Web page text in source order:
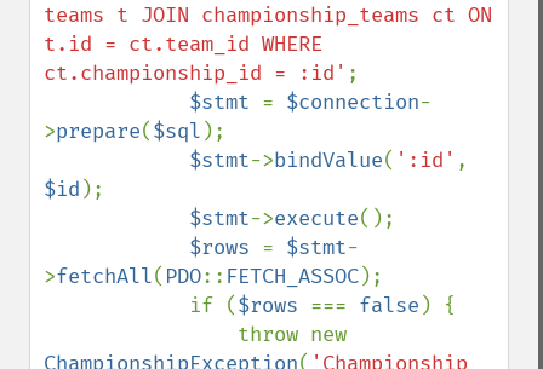
teams t JOIN championship_teams ct ON
t.id = ct.team_id WHERE
ct.championship_id = :id' ;
$stmt = $connection-
>prepare($sql );
$stmt->bindValue( ':id'
$id );
$stmt->execute();
$rows = $stmt-
>fetchAll( PDO:: FETCH_ASSOC);
            if (
$rows === false ) {
ChampionshipException( 'Championship